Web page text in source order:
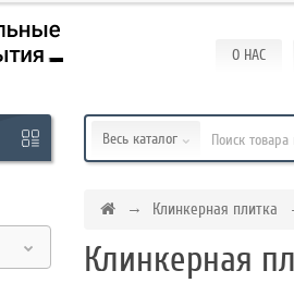
О НАС
Весь каталог
Клинкерная плитка
Клинкерная